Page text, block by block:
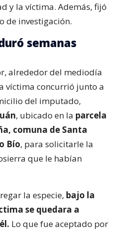
y la víctima. Además, fijó
de investigación.
semanas
alrededor del mediodía
víctima concurrió junto a
del imputado,
, ubicado en la parcela
comuna de Santa
Bío, para solicitarle la
que le habían
la especie, bajo la
se quedara a
Lo que fue aceptado por